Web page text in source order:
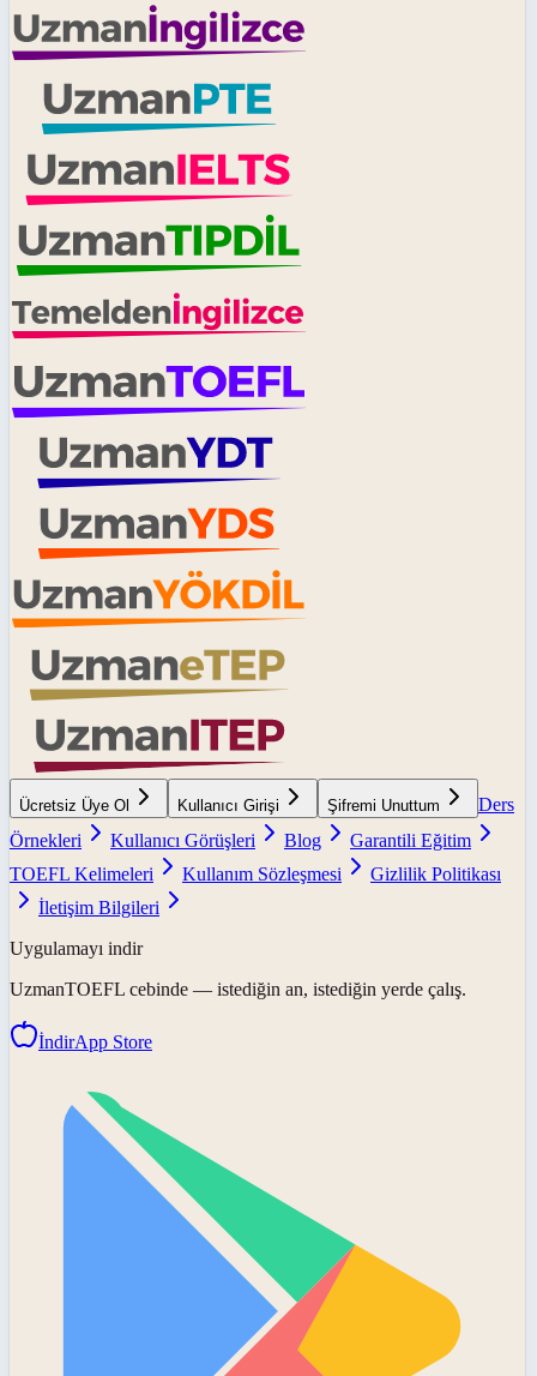
Ücretsiz Üye Ol Kullanıcı Girişi Şifremi Unuttum
Ders
Örnekleri
Kullanıcı Görüşleri Blog
Garantili Eğitim
TOEFL Kelimeleri
Kullanım Sözleşmesi
Gizlilik Politikası
İletişim Bilgileri
Uygulamayı indir
UzmanTOEFL cebinde — istediğin an, istediğin yerde çalış.
İndirApp Store